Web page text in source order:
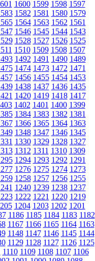
1600 1599 1598 1597
1582 1581 1580 1579
1564 1563 1562 1561
1546 1545 1544 1543
1528 1527 1526 1525
1510 1509 1508 1507
1492 1491 1490 1489
1474 1473 1472 1471
1456 1455 1454 1453
1438 1437 1436 1435
1420 1419 1418 1417
1402 1401 1400 1399
1384 1383 1382 1381
1366 1365 1364 1363
1348 1347 1346 1345
1330 1329 1328 1327
1312 1311 1310 1309
1294 1293 1292 1291
1276 1275 1274 1273
1258 1257 1256 1255
1240 1239 1238 1237
1222 1221 1220 1219
1204 1203 1202 1201
1186 1185 1184 1183 1182
1167 1166 1165 1164 1163
1148 1147 1146 1145 1144
1129 1128 1127 1126 1125
1110 1109 1108 1107 1106